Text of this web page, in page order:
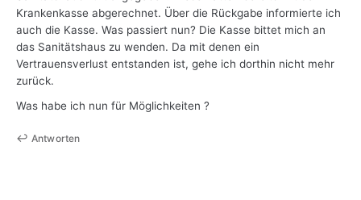
Krankenkasse abgerechnet. Über die Rückgabe informierte ich
auch die Kasse. Was passiert nun? Die Kasse bittet mich an
das Sanitätshaus zu wenden. Da mit denen ein
Vertrauensverlust entstanden ist, gehe ich dorthin nicht mehr
zurück.
Was habe ich nun für Möglichkeiten ?
Antworten